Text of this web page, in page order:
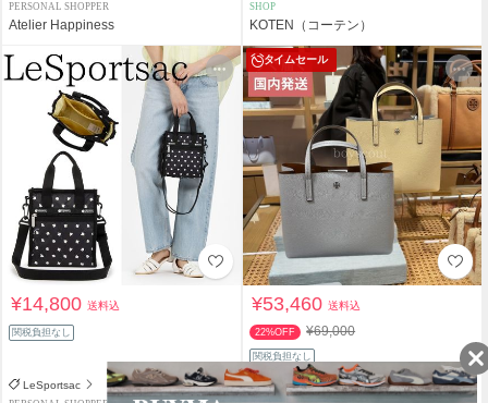
PERSONAL SHOPPER
Atelier Happiness
SHOP
KOTEN（コーテン）
¥14,800送料込
関税負担なし
LeSportsac
タイムセール
¥53,460送料込
22%OFF ¥69,000
関税負担なし
Tory Burch